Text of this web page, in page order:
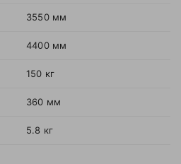
3550 мм
4400 мм
150 кг
360 мм
5.8 кг